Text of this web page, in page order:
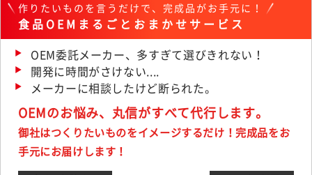
作りたいものを言うだけで、完成品がお手元に！
食品OEMまるごとおまかせサービス
OEM委託メーカー、多すぎて選びきれない！
開発に時間がさけない....
メーカーに相談したけど断られた。
OEMのお悩み、丸信がすべて代行します。
御社はつくりたいものをイメージするだけ！完成品をお
手元にお届けします！